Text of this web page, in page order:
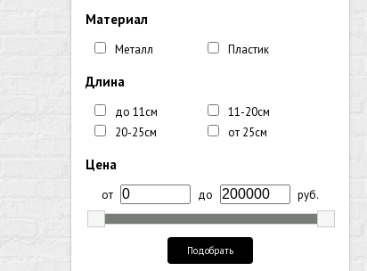
Материал
Металл Пластик
Длина
до 11см
11-20см
20-25см
от 25см
Цена
от до руб.
Подобрать